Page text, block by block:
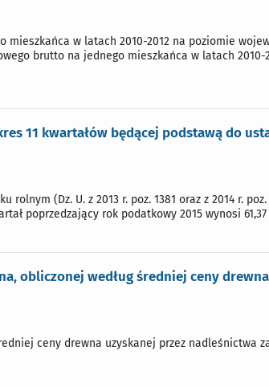
w latach 2010-2012 na poziomie
brutto na jednego mieszkańca w latach 2010-
11 kwartałów będącej podstawą do
(Dz. U. z 2013 r. poz. 1381 oraz z 2014 r. poz.
poprzedzający rok podatkowy 2015 wynosi 61,37
obliczonej według średniej ceny
ceny drewna uzyskanej przez nadleśnictwa